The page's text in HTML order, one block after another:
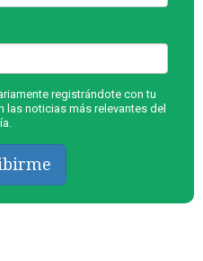
registrándote con tu
noticias más relevantes del